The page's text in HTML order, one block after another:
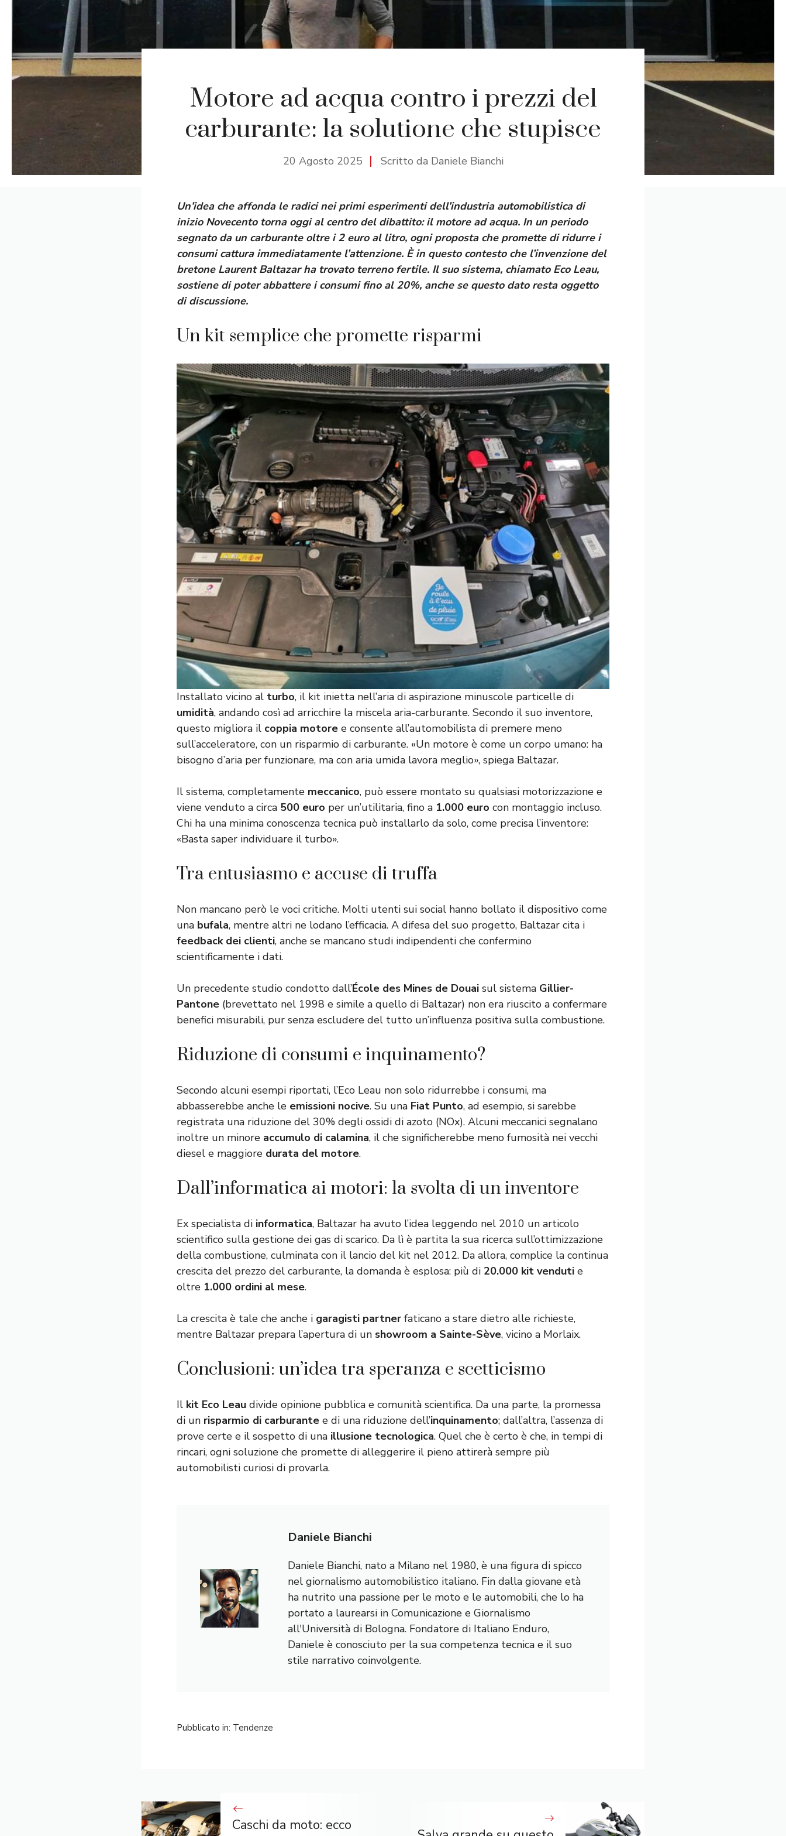
Motore ad acqua contro i prezzi del
carburante: la solutione che stupisce
20 Agosto 2025 Scritto da Daniele Bianchi
Un’idea che affonda le radici nei primi esperimenti dell’industria automobilistica di
inizio Novecento torna oggi al centro del dibattito: il motore ad acqua. In un periodo
segnato da un carburante oltre i 2 euro al litro, ogni proposta che promette di ridurre i
consumi cattura immediatamente l’attenzione. È in questo contesto che l’invenzione del
bretone Laurent Baltazarha trovato terreno fertile. Il suo sistema, chiamato Eco Leau,
sostiene di poter abbattere i consumi fino al 20%, anche se questo dato resta oggetto
di discussione.
Un kit semplice che promette risparmi
Installato vicino al turbo, il kit inietta nell’aria di aspirazione minuscole particelle di
umidità, andando così ad arricchire la miscela aria-carburante. Secondo il suo inventore,
questo migliora il coppia motore e consente all’automobilista di premere meno
sull’acceleratore, con un risparmio di carburante. «Un motore è come un corpo umano: ha
bisogno d’aria per funzionare, ma con aria umida lavora meglio», spiega Baltazar.
Il sistema, completamente meccanico, può essere montato su qualsiasi motorizzazione e
viene venduto a circa 500 euro per un’utilitaria, fino a 1.000 euro con montaggio incluso.
Chi ha una minima conoscenza tecnica può installarlo da solo, come precisa l’inventore:
«Basta saper individuare il turbo».
Tra entusiasmo e accuse di truffa
Non mancano però le voci critiche. Molti utenti sui social hanno bollato il dispositivo come
una bufala, mentre altri ne lodano l’efficacia. A difesa del suo progetto, Baltazar cita i
feedback dei clienti, anche se mancano studi indipendenti che confermino
scientificamente i dati.
Un precedente studio condotto dall’École des Mines de Douai sul sistema Gillier-
Pantone (brevettato nel 1998 e simile a quello di Baltazar) non era riuscito a confermare
benefici misurabili, pur senza escludere del tutto un’influenza positiva sulla combustione.
Riduzione di consumi e inquinamento?
Secondo alcuni esempi riportati, l’Eco Leau non solo ridurrebbe i consumi, ma
abbasserebbe anche le emissioni nocive. Su una Fiat Punto, ad esempio, si sarebbe
registrata una riduzione del 30% degli ossidi di azoto (NOx). Alcuni meccanici segnalano
inoltre un minore accumulo di calamina, il che significherebbe meno fumosità nei vecchi
diesel e maggiore durata del motore.
Dall’informatica ai motori: la svolta di un inventore
Ex specialista di informatica, Baltazar ha avuto l’idea leggendo nel 2010 un articolo
scientifico sulla gestione dei gas di scarico. Da lì è partita la sua ricerca sull’ottimizzazione
della combustione, culminata con il lancio del kit nel 2012. Da allora, complice la continua
crescita del prezzo del carburante, la domanda è esplosa: più di 20.000 kit venduti e
oltre 1.000 ordini al mese.
La crescita è tale che anche i garagisti partner faticano a stare dietro alle richieste,
mentre Baltazar prepara l’apertura di un showroom a Sainte-Sève, vicino a Morlaix.
Conclusioni: un’idea tra speranza e scetticismo
Il kit Eco Leau divide opinione pubblica e comunità scientifica. Da una parte, la promessa
di un risparmio di carburante e di una riduzione dell’inquinamento; dall’altra, l’assenza di
prove certe e il sospetto di una illusione tecnologica. Quel che è certo è che, in tempi di
rincari, ogni soluzione che promette di alleggerire il pieno attirerà sempre più
automobilisti curiosi di provarla.
Daniele Bianchi
Daniele Bianchi, nato a Milano nel 1980, è una figura di spicco
nel giornalismo automobilistico italiano. Fin dalla giovane età
ha nutrito una passione per le moto e le automobili, che lo ha
portato a laurearsi in Comunicazione e Giornalismo
all'Università di Bologna. Fondatore di Italiano Enduro,
Daniele è conosciuto per la sua competenza tecnica e il suo
stile narrativo coinvolgente.
Pubblicato in: Tendenze
Caschi da moto: ecco